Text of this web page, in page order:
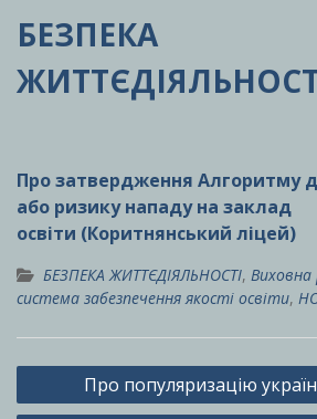
БЕЗПЕКА
Про затвердження Алгоритму
або ризику нападу на заклад
освіти (Коритнянський ліцей)
БЕЗПЕКА ЖИТТЄДІЯЛЬНОСТІ,
система забезпечення якості освіти,
Навігація
записів
Про популяризацію